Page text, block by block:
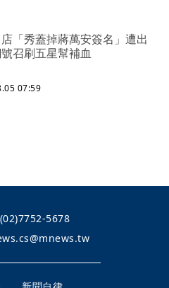
「秀蓋掉蔣萬安簽名」遭出
召刷五星幫補血
07:59
(02)7752-5678